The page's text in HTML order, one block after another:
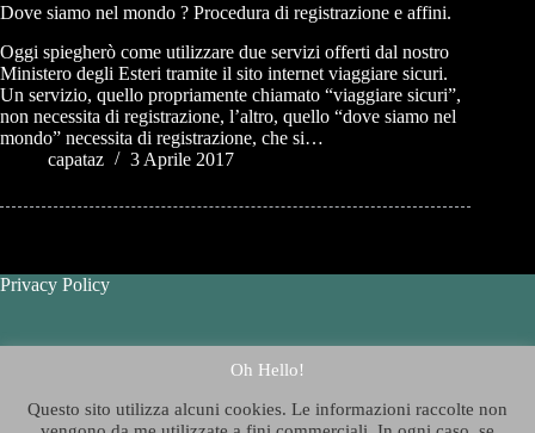
Dove siamo nel mondo ? Procedura di registrazione e affini.
Oggi spiegherò come utilizzare due servizi offerti dal nostro
Ministero degli Esteri tramite il sito internet viaggiare sicuri.
Un servizio, quello propriamente chiamato “viaggiare sicuri”,
non necessita di registrazione, l’altro, quello “dove siamo nel
mondo” necessita di registrazione, che si…
capataz
3 Aprile 2017
Privacy Policy
Chi è Thelazygeographer
Oh Hello!
Questo sito utilizza alcuni cookies. Le informazioni raccolte non